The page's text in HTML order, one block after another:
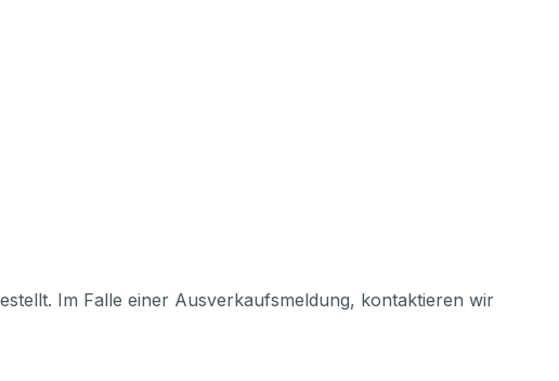
Im Falle einer Ausverkaufsmeldung, kontaktieren wir